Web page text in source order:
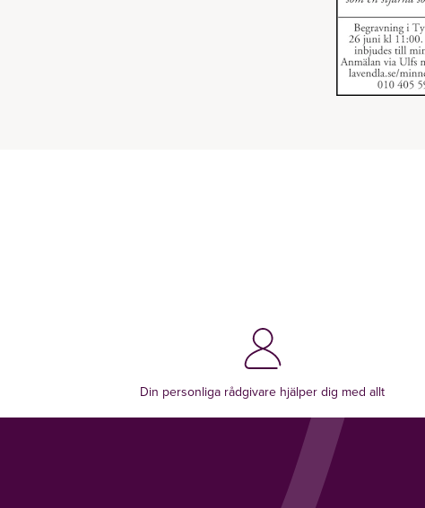
Din personliga rådgivare hjälper dig med allt